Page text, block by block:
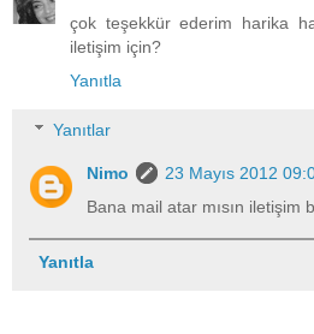
çok teşekkür ederim harika
iletişim için?
Yanıtla
Yanıtlar
Nimo
23 Mayıs 2012
Bana mail atar mısın iletişim
Yanıtla